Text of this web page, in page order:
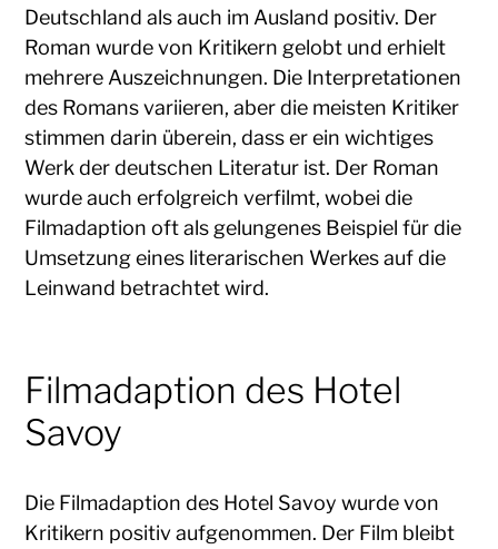
Deutschland als auch im Ausland positiv. Der
Roman wurde von Kritikern gelobt und erhielt
mehrere Auszeichnungen. Die Interpretationen
des Romans variieren, aber die meisten Kritiker
stimmen darin überein, dass er ein wichtiges
Werk der deutschen Literatur ist. Der Roman
wurde auch erfolgreich verfilmt, wobei die
Filmadaption oft als gelungenes Beispiel für die
Umsetzung eines literarischen Werkes auf die
Leinwand betrachtet wird.
Filmadaption des Hotel
Savoy
Die Filmadaption des Hotel Savoy wurde von
Kritikern positiv aufgenommen. Der Film bleibt